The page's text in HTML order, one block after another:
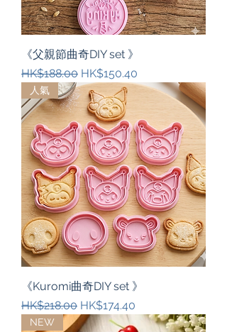
《父親節曲奇DIY set 》
一般價格
HK$188.00 促銷價格
HK$150.40
人氣
《Kuromi曲奇DIY set 》
一般價格
HK$218.00 促銷價格
HK$174.40
NEW